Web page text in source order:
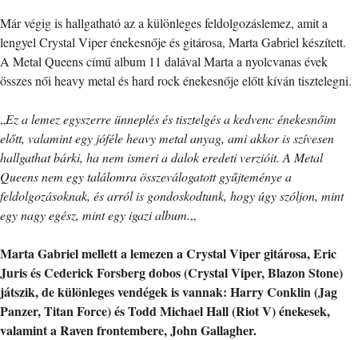
Már végig is hallgatható az a különleges feldolgozáslemez, amit a
lengyel Crystal Viper énekesnője és gitárosa, Marta Gabriel készített.
A Metal Queens című album 11 dalával Marta a nyolcvanas évek
összes női heavy metal és hard rock énekesnője előtt kíván tisztelegni.
„Ez a lemez egyszerre ünneplés és tisztelgés a kedvenc énekesnőim
előtt, valamint egy jóféle heavy metal anyag, ami akkor is szívesen
hallgathat bárki, ha nem ismeri a dalok eredeti verzióit. A Metal
Queens nem egy találomra összeválogatott gyűjteménye a
feldolgozásoknak, és arról is gondoskodtunk, hogy úgy szóljon, mint
egy nagy egész, mint egy igazi album.„
Marta Gabriel mellett a lemezen a Crystal Viper gitárosa, Eric
Juris és Cederick Forsberg dobos (Crystal Viper, Blazon Stone)
játszik, de különleges vendégek is vannak: Harry Conklin (Jag
Panzer, Titan Force) és Todd Michael Hall (Riot V) énekesek,
valamint a Raven frontembere, John Gallagher.